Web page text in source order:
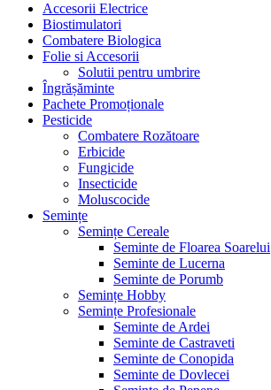
Accesorii Electrice
Biostimulatori
Combatere Biologica
Folie si Accesorii
Solutii pentru umbrire
Îngrășăminte
Pachete Promoționale
Pesticide
Combatere Rozătoare
Erbicide
Fungicide
Insecticide
Moluscocide
Semințe
Semințe Cereale
Seminte de Floarea Soarelui
Seminte de Lucerna
Seminte de Porumb
Semințe Hobby
Semințe Profesionale
Seminte de Ardei
Seminte de Castraveti
Seminte de Conopida
Seminte de Dovlecei